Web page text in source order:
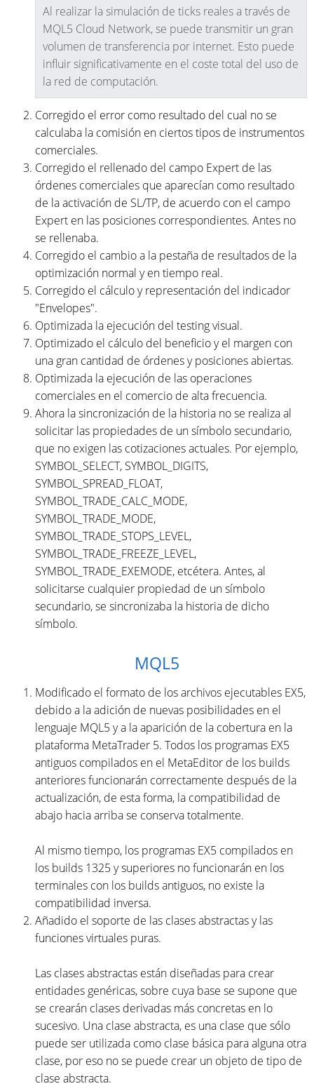
Al realizar la simulación de ticks reales a través de
MQL5 Cloud Network, se puede transmitir un gran
volumen de transferencia por internet. Esto puede
influir significativamente en el coste total del uso de
la red de computación.
Corregido el error como resultado del cual no se
calculaba la comisión en ciertos tipos de instrumentos
comerciales.
Corregido el rellenado del campo Expert de las
órdenes comerciales que aparecían como resultado
de la activación de SL/TP, de acuerdo con el campo
Expert en las posiciones correspondientes. Antes no
se rellenaba.
Corregido el cambio a la pestaña de resultados de la
optimización normal y en tiempo real.
Corregido el cálculo y representación del indicador
"Envelopes".
Optimizada la ejecución del testing visual.
Optimizado el cálculo del beneficio y el margen con
una gran cantidad de órdenes y posiciones abiertas.
Optimizada la ejecución de las operaciones
comerciales en el comercio de alta frecuencia.
Ahora la sincronización de la historia no se realiza al
solicitar las propiedades de un símbolo secundario,
que no exigen las cotizaciones actuales. Por ejemplo,
SYMBOL_SELECT, SYMBOL_DIGITS,
SYMBOL_SPREAD_FLOAT,
SYMBOL_TRADE_CALC_MODE,
SYMBOL_TRADE_MODE,
SYMBOL_TRADE_STOPS_LEVEL,
SYMBOL_TRADE_FREEZE_LEVEL,
SYMBOL_TRADE_EXEMODE, etcétera. Antes, al
solicitarse cualquier propiedad de un símbolo
secundario, se sincronizaba la historia de dicho
símbolo.
MQL5
Modificado el formato de los archivos ejecutables EX5,
debido a la adición de nuevas posibilidades en el
lenguaje MQL5 y a la aparición de la cobertura en la
plataforma MetaTrader 5. Todos los programas EX5
antiguos compilados en el MetaEditor de los builds
anteriores funcionarán correctamente después de la
actualización, de esta forma, la compatibilidad de
abajo hacia arriba se conserva totalmente.
Al mismo tiempo, los programas EX5 compilados en
los builds 1325 y superiores no funcionarán en los
terminales con los builds antiguos, no existe la
compatibilidad inversa.
Añadido el soporte de las clases abstractas y las
funciones virtuales puras.
Las clases abstractas están diseñadas para crear
entidades genéricas, sobre cuya base se supone que
se crearán clases derivadas más concretas en lo
sucesivo. Una clase abstracta, es una clase que sólo
puede ser utilizada como clase básica para alguna otra
clase, por eso no se puede crear un objeto de tipo de
clase abstracta.